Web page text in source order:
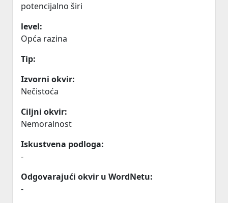
potencijalno širi
level:
Opća razina
Tip:
Izvorni okvir:
Nečistoća
Ciljni okvir:
Nemoralnost
Iskustvena podloga:
-
Odgovarajući okvir u WordNetu:
-